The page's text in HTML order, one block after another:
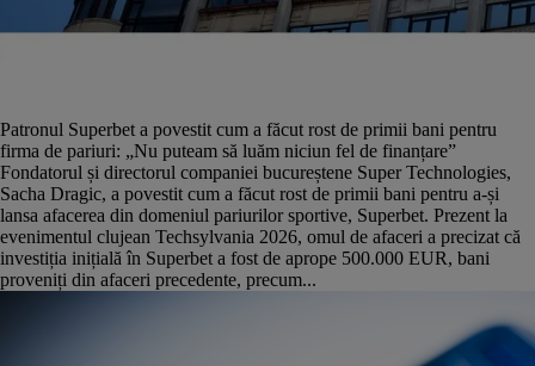
Patronul Superbet a povestit cum a făcut rost de primii bani pentru
firma de pariuri: „Nu puteam să luăm niciun fel de finanțare”
Fondatorul și directorul companiei bucureștene Super Technologies,
Sacha Dragic, a povestit cum a făcut rost de primii bani pentru a-și
lansa afacerea din domeniul pariurilor sportive, Superbet. Prezent la
evenimentul clujean Techsylvania 2026, omul de afaceri a precizat că
investiția inițială în Superbet a fost de aprope 500.000 EUR, bani
proveniți din afaceri precedente, precum...